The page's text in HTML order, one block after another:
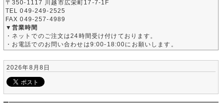
〒350-1117 川越市広栄町17-7-1F
TEL 049-249-2525
FAX 049-257-4989
▼営業時間
・ネットでのご注文は24時間受け付けております。
・お電話でのお問い合わせは9:00-18:00にお願いします。
2026年8月8日